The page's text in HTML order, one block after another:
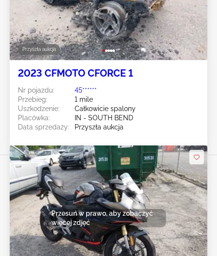
Przyszła aukcja
2023 CFMOTO CFORCE 1
Nr pojazdu:
45******
Przebieg:
1 mile
Uszkodzenie:
Całkowicie spalony
Placówka:
IN - SOUTH BEND
Data sprzedaży:
Przyszła aukcja
Przesuń w prawo, aby zobaczyć
więcej zdjęć